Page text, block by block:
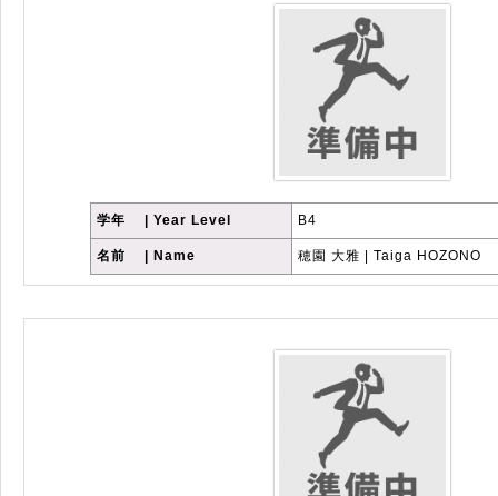
学年 | Year Level B4
名前 | Name 穂園 大雅 | Taiga HOZONO